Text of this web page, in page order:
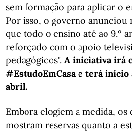
sem formação para aplicar o
Por isso, o governo anunciou
que todo o ensino até ao 9.º
reforçado com o apoio
pedagógicos". A iniciativa irá
#EstudoEmCasa e terá
abril.
Embora elogiem a medida,
mostram reservas quanto a